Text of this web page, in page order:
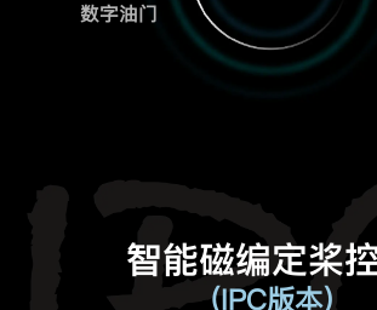
数字油门
智能磁编定桨
（IPC版本）